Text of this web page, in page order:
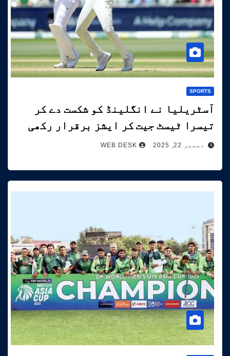
SPORTS
آسٹریلیا نے انگلینڈ کو شکست دے کر
تیسرا ٹیسٹ جیت کر ایشز برقرار رکھی
دسمبر 22, 2025 WEB DESK